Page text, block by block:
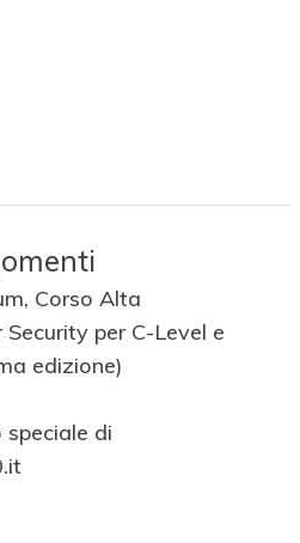
Corso Alta
per C-Level e
edizione)
speciale di